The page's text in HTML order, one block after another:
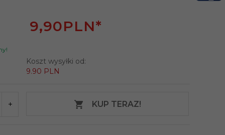
9,90PLN*
Koszt wysyłki od:
9.90 PLN
KUP TERAZ!